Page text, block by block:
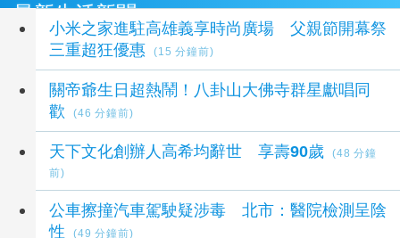
最新生活新聞
小米之家進駐高雄義享時尚廣場 父親節開幕祭
三重超狂優惠
(15 分鐘前)
關帝爺生日超熱鬧！八卦山大佛寺群星獻唱同
歡
(46 分鐘前)
天下文化創辦人高希均辭世 享壽90歲
(48 分鐘
前)
公車擦撞汽車駕駛疑涉毒 北市：醫院檢測呈陰
性
(49 分鐘前)